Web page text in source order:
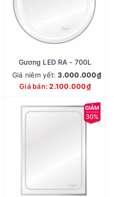
Gương LED RA - 700L
Giá niêm yết:3.000.000₫
Giá bán:2.100.000₫
30%